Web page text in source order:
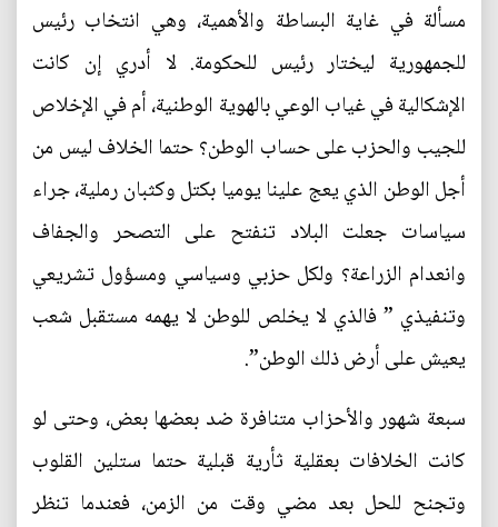
مسألة في غاية البساطة والأهمية، وهي انتخاب رئيس
للجمهورية ليختار رئيس للحكومة. لا أدري إن كانت
الإشكالية في غياب الوعي بالهوية الوطنية، أم في الإخلاص
للجيب والحزب على حساب الوطن؟ حتما الخلاف ليس من
أجل الوطن الذي يعج علينا يوميا بكتل وكثبان رملية، جراء
سياسات جعلت البلاد تنفتح على التصحر والجفاف
وانعدام الزراعة؟ ولكل حزبي وسياسي ومسؤول تشريعي
وتنفيذي ” فالذي لا يخلص للوطن لا يهمه مستقبل شعب
يعيش على أرض ذلك الوطن”.
سبعة شهور والأحزاب متنافرة ضد بعضها بعض، وحتى لو
كانت الخلافات بعقلية ثأرية قبلية حتما ستلين القلوب
وتجنح للحل بعد مضي وقت من الزمن، فعندما تنظر